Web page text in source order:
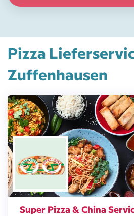
Pizza
Zuffenhausen
Super Pizza & China